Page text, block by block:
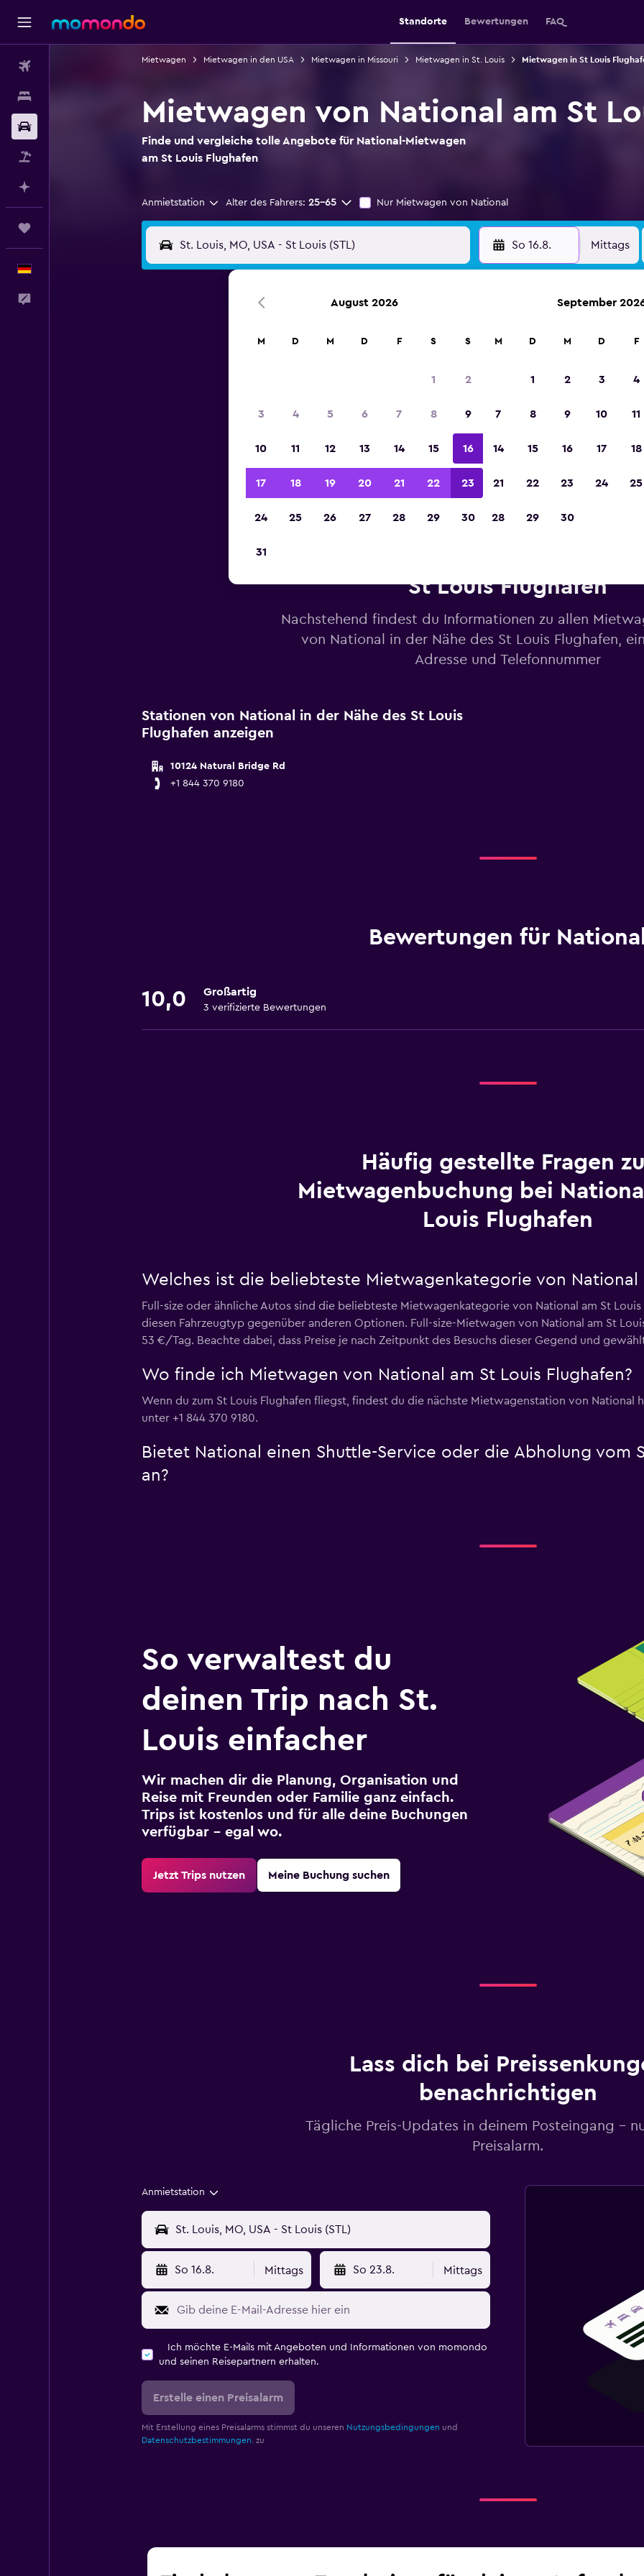
Standorte Bewertungen FAQ
Mietwagen Mietwagen in den USA Mietwagen in Missouri Mietwagen in St. Louis Mietwagen in St Louis
Mietwagen von National am St
Finde und vergleiche tolle Angebote für National-Mietwagen
am St Louis Flughafen
Anmietstation Alter des Fahrers: 25-65 Nur Mietwagen von National
So 16.8. Mittags
Sieger 2023 gekürt
St Louis Flughafen
Nachstehend findest du Informationen zu allen
von National in der Nähe des St Louis Flughafen,
Adresse und Telefonnummer
Stationen von National in der Nähe des St Louis
Flughafen anzeigen
10124 Natural Bridge Rd
+1 844 370 9180
Bewertungen für
10,0 Großartig
3 verifizierte Bewertungen
Häufig gestellte Fragen
Mietwagenbuchung bei
Louis Flughafen
Welches ist die beliebteste Mietwagenkategorie von National
Full-size oder ähnliche Autos sind die beliebteste Mietwagenkategorie von National am St
diesen Fahrzeugtyp gegenüber anderen Optionen. Full-size-Mietwagen von National am St
53 €/Tag. Beachte dabei, dass Preise je nach Zeitpunkt des Besuchs dieser Gegend und
Wo finde ich Mietwagen von National am St Louis Flughafen?
Wenn du zum St Louis Flughafen fliegst, findest du die nächste Mietwagenstation von National
unter +1 844 370 9180.
Bietet National einen Shuttle-Service oder die Abholung vom
an?
So verwaltest du
deinen Trip nach St.
Louis einfacher
Wir machen dir die Planung, Organisation und
Reise mit Freunden oder Familie ganz einfach.
Trips ist kostenlos und für alle deine Buchungen
verfügbar – egal wo.
Jetzt Trips nutzen Meine Buchung suchen
Lass dich bei
benachrichtigen
Tägliche Preis-Updates in deinem Posteingang –
Preisalarm.
Anmietstation
So 16.8. Mittags So 23.8. Mittags
Ich möchte E-Mails mit Angeboten und Informationen von momondo
und seinen Reisepartnern erhalten.
Erstelle einen Preisalarm
Mit Erstellung eines Preisalarms stimmst du unseren Nutzungsbedingungen und
Datenschutzbestimmungen.zu
August 2026
M D M D F S S
1 2
3 4 5 6 7 8 9
10 11 12 13 14 15 16
17 18 19 20 21 22 23
24 25 26 27 28 29 30
31
September
M D M D F
1 2 3 4
7 8 9 10 11
14 15 16 17 18
21 22 23 24 25
28 29 30